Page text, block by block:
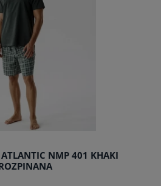
NMP 401 KHAKI